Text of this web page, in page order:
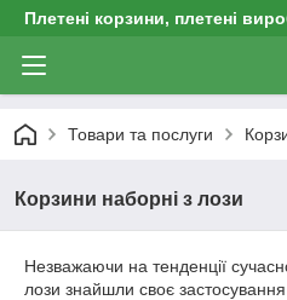
Плетені корзини, плетені
Товари та послуги
Корзини наборні з лози
Незважаючи на тенденції
лози знайшли своє